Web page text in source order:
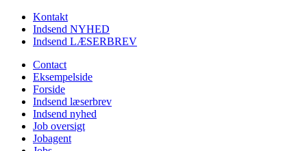
Kontakt
Indsend NYHED
Indsend LÆSERBREV
Contact
Eksempelside
Forside
Indsend læserbrev
Indsend nyhed
Job oversigt
Jobagent